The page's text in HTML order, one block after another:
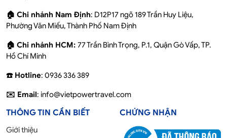
🏠 Chi nhánh Nam Định: D12P17 ngõ 189 Trần Huy Liệu,
Phường Văn Miếu, Thành Phố Nam Định
🏠 Chi nhánh HCM: 77 Trần Bình Trọng, P.1, Quận Gò Vấp, TP.
Hồ Chí Minh
☎️ Hotline: 0936 336 389
✉️ Email: info@vietpowertravel.com
THÔNG TIN CẦN BIẾT
Giới thiệu
CHỨNG NHẬN